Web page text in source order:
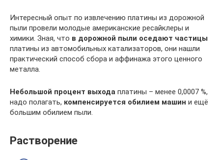
Интересный опыт по извлечению платины из дорожной
пыли провели молодые американские ресайклеры и
химики. Зная, что в дорожной пыли оседают частицы
платины из автомобильных катализаторов, они нашли
практический способ сбора и аффинажа этого ценного
металла.
Небольшой процент выхода платины – менее 0,0007 %,
надо полагать, компенсируется обилием машин и ещё
большим обилием пыли.
Растворение